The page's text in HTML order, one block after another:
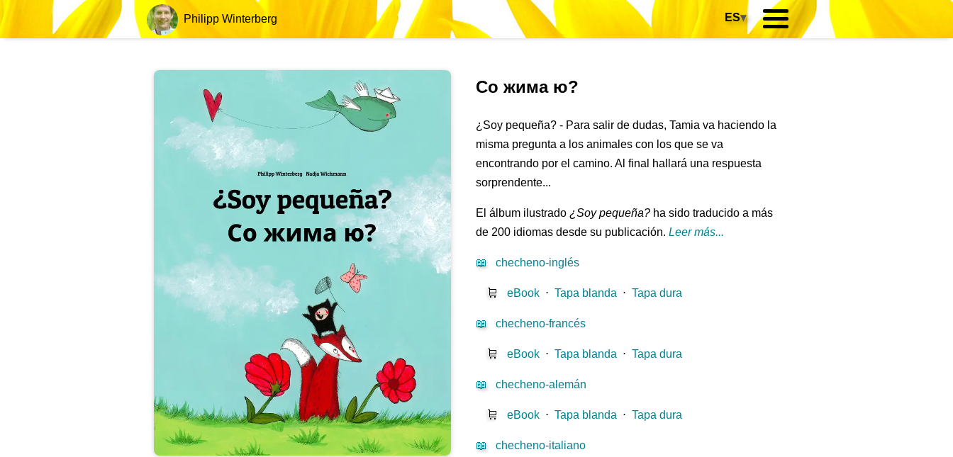
Philipp Winterberg ES▾
Со жима ю?
¿Soy pequeña? - Para salir de dudas, Tamia va haciendo la
misma pregunta a los animales con los que se va
encontrando por el camino. Al final hallará una respuesta
sorprendente...
El álbum ilustrado¿Soy pequeña? ha sido traducido a más
de 200 idiomas desde su publicación.Leer más...
📖 checheno-inglés
🛒 eBook ⋅Tapa blanda ⋅Tapa dura
📖 checheno-francés
🛒 eBook ⋅Tapa blanda ⋅Tapa dura
📖 checheno-alemán
🛒 eBook ⋅Tapa blanda ⋅Tapa dura
📖 checheno-italiano